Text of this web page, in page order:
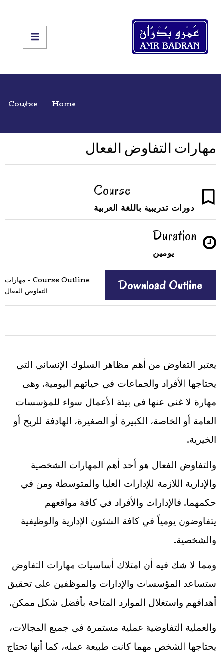
Home
Course
مهارات التفاوض الفعال
Course
دورات تدريبية باللغة العربية
Duration
يومين
Download Outline
Course Outline - مهارات
التفاوض الفعال
يعتبر التفاوض من أهم مظاهر السلوك الإنساني التي
يحتاجها الأفراد والجماعات في حياتهم اليومية. وهى
مهارة لا غنى عنها فى بيئة الأعمال سواء للمؤسسات
العامة أو الخاصة، الكبيرة أو الصغيرة، الهادفة للربح أو
الخيرية.
والتفاوض الفعال هو أحد أهم المهارات الشخصية
والإدارية اللازمة للإدارات العليا والمتوسطة ومن في
حكمهما. فالإدارات والأفراد في كافة مواقعهم
يتفاوضون يومياً في كافة الشئون الإدارية والوظيفية
والشخصية.
ومما لا شك فيه أن امتلاك أساسيات مهارات التفاوض
ستساعد المؤسسات والإدارات والموظفين على تحقيق
أهدافهم واستغلال الموارد المتاحة بأفضل شكل ممكن.
والعملية التفاوضية عملية مستمرة في جميع المجالات،
يحتاجها الشخص مهما كانت طبيعة عمله، كما أنها تحتاج